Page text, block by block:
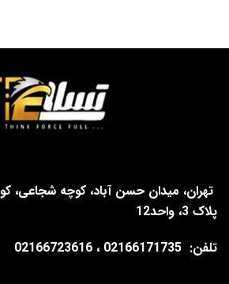
تهران، میدان حسن آباد، کوچه شجاعی،
پلاک 3، واحد12
تلفن: